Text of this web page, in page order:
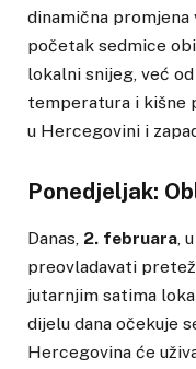
dinamična
početak sedmice
lokalni snijeg, već
temperatura i kišne
u Hercegovini i
Ponedjeljak:
Danas, 2. februara,
preovladavati
jutarnjim satima
dijelu dana očekuje
Hercegovina će